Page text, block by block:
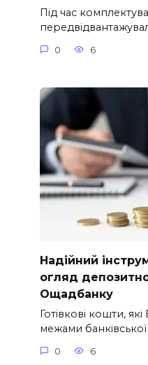
Під час
0 6
Надійний
огляд
Ощадбанку
Готівкові кошти,
межами банківської
0 6